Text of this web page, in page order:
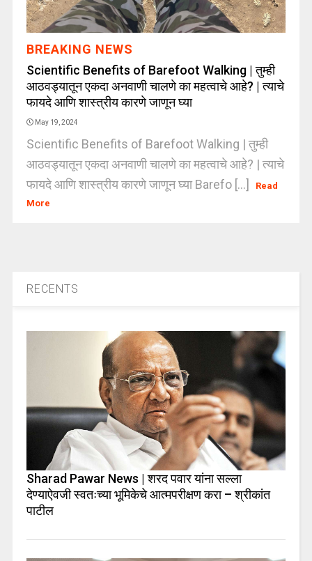
BREAKING NEWS
Scientific Benefits of Barefoot Walking | तुम्ही
आठवड्यातून एकदा अनवाणी चालणे का महत्वाचे आहे? | त्याचे
फायदे आणि शास्त्रीय कारणे जाणून घ्या
May 19, 2024
Scientific Benefits of Barefoot Walking | तुम्ही
आठवड्यातून एकदा अनवाणी चालणे का महत्वाचे आहे? | त्याचे
फायदे आणि शास्त्रीय कारणे जाणून घ्या Barefo [...]
Read
More
RECENTS
Sharad Pawar News | शरद पवार यांना सल्ला
देण्याऐवजी स्वतःच्या भूमिकेचे आत्मपरीक्षण करा – श्रीकांत
पाटील